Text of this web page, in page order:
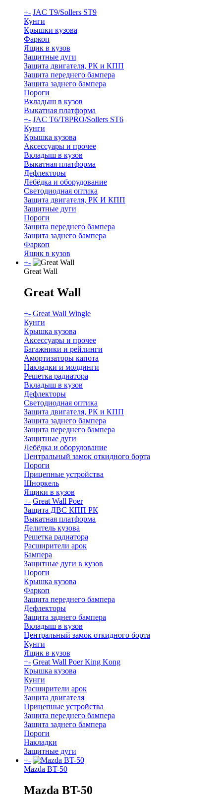
+- JAC T9/Sollers ST9
Кунги
Крышки кузова
Фаркоп
Ящик в кузов
Защитные дуги
Защита двигателя, РК и КПП
Защита переднего бампера
Защита заднего бампера
Пороги
Вкладыш в кузов
Выкатная платформа
+- JAC T6/T8PRO/Sollers ST6
Кунги
Крышка кузова
Аксессуары и прочее
Вкладыш в кузов
Выкатная платформа
Дефлекторы
Лебёдка и оборудование
Светодиодная оптика
Защита двигателя, РК И КПП
Защитные дуги
Пороги
Защита переднего бампера
Защита заднего бампера
Фаркоп
Ящик в кузов
+-
Great Wall
Great Wall
+- Great Wall Wingle
Кунги
Крышка кузова
Аксессуары и прочее
Багажники и рейлинги
Амортизаторы капота
Накладки и молдинги
Решетка радиатора
Вкладыш в кузов
Дефлекторы
Светодиодная оптика
Защита двигателя, РК и КПП
Защита заднего бампера
Защита переднего бампера
Защитные дуги
Лебёдка и оборудование
Центральный замок откидного борта
Пороги
Прицепные устройства
Шноркель
Ящики в кузов
+- Great Wall Poer
Защита ДВС КПП РК
Выкатная платформа
Делитель кузова
Решетка радиатора
Расширители арок
Бампера
Защитные дуги в кузов
Пороги
Крышка кузова
Фаркоп
Защита переднего бампера
Дефлекторы
Защита заднего бампера
Вкладыш в кузов
Центральный замок откидного борта
Кунги
Ящик в кузов
+- Great Wall Poer King Kong
Крышка кузова
Кунги
Расширители арок
Защита двигателя
Прицепные устройства
Защита переднего бампера
Защита заднего бампера
Пороги
Накладки
Защитные дуги
+-
Mazda BT-50
Mazda BT-50